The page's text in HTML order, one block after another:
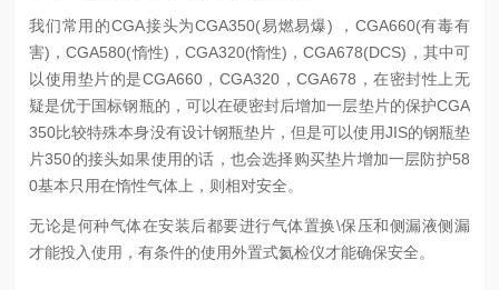
我们常用的CGA接头为CGA350(易燃易爆) ，CGA660(有毒有
害)，CGA580(惰性)，CGA320(惰性)，CGA678(DCS)，其中可
以使用垫片的是CGA660，CGA320，CGA678，在密封性上无
疑是优于国标钢瓶的，可以在硬密封后增加一层垫片的保护CGA
350比较特殊本身没有设计钢瓶垫片，但是可以使用JIS的钢瓶垫
片350的接头如果使用的话，也会选择购买垫片增加一层防护58
0基本只用在惰性气体上，则相对安全。
无论是何种气体在安装后都要进行气体置换\保压和侧漏液侧漏
才能投入使用，有条件的使用外置式氦检仪才能确保安全。